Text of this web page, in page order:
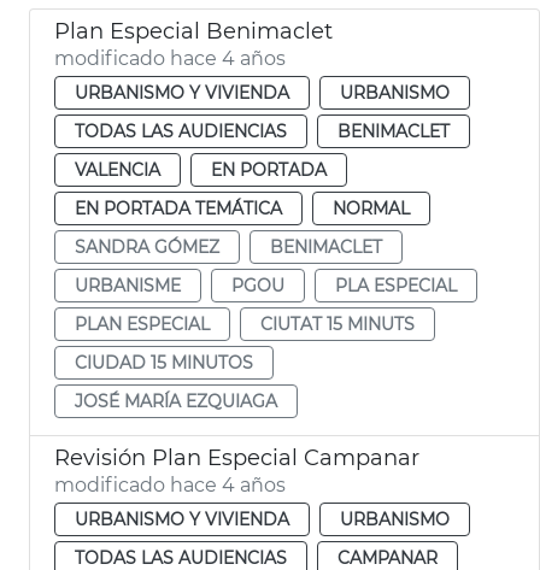
Plan Especial Benimaclet
modificado hace 4 años
URBANISMO Y VIVIENDA
URBANISMO
TODAS LAS AUDIENCIAS
BENIMACLET
VALENCIA
EN PORTADA
EN PORTADA TEMÁTICA
NORMAL
SANDRA GÓMEZ
BENIMACLET
URBANISME
PGOU
PLA ESPECIAL
PLAN ESPECIAL
CIUTAT 15 MINUTS
CIUDAD 15 MINUTOS
JOSÉ MARÍA EZQUIAGA
Revisión Plan Especial Campanar
modificado hace 4 años
URBANISMO Y VIVIENDA
URBANISMO
TODAS LAS AUDIENCIAS
CAMPANAR